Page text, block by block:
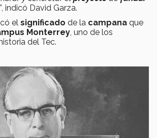
, indicó David Garza.
el significado de la campana que
Monterrey, uno de los
del Tec.